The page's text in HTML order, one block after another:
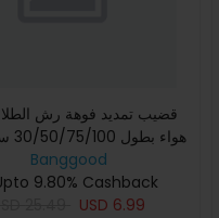
قضيب تمديد فوهة رش
الطلاء بدون هواء
Banggood
9.80% Cashback
USD 6.99